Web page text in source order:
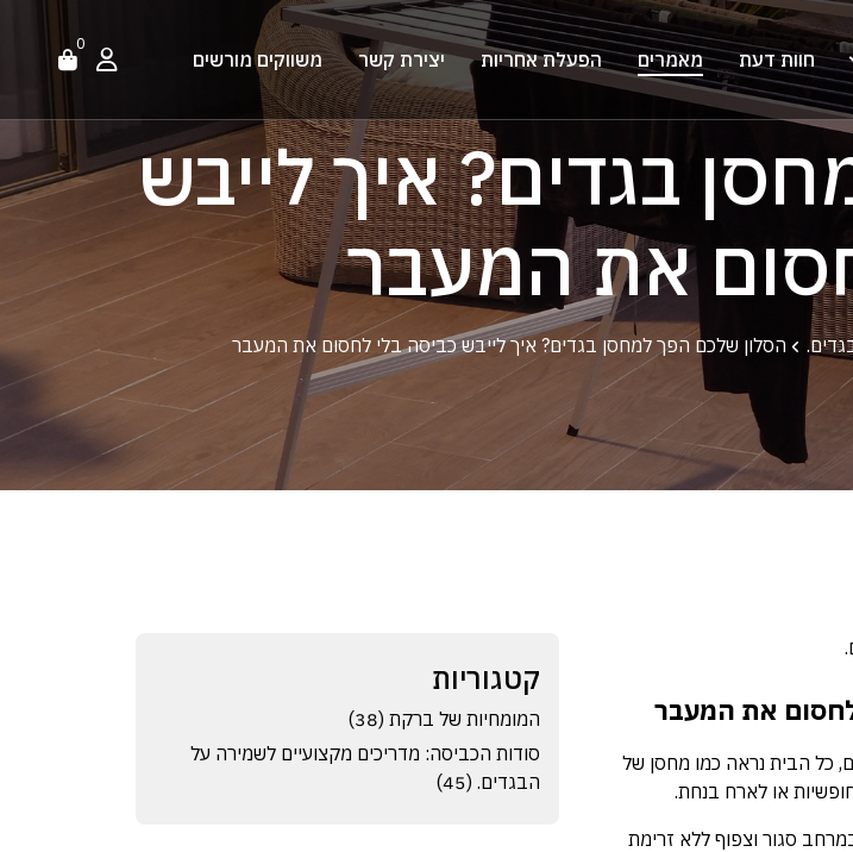
חוות דעת מאמרים הפעלת אחריות יצירת קשר משווקים מורשים
0
בגדים? איך לייבש
את המעבר
הסלון שלכם הפך למחסן בגדים? איך לייבש כביסה בלי לחסום את המעבר
לחסום את המעבר
כל הבית נראה כמו מחסן של
או לארח בנחת.
סגור וצפוף ללא זרימת
קטגוריות
המומחיות של ברקת (38)
סודות הכביסה: מדריכים מקצועיים לשמירה על
הבגדים. (45)